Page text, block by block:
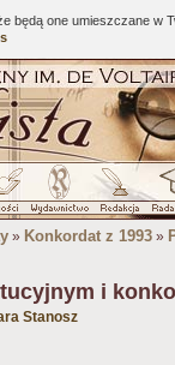
będą one umieszczane w
» Konkordat z 1993 »
i
Stanosz